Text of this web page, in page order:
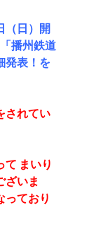
（日）開
播州鉄道
発表！を
されてい
まいり
ざいま
っており